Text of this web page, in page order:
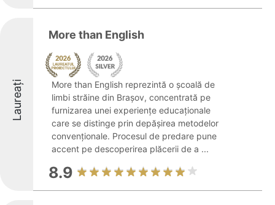
Laureați
More than English
More than English reprezintă o școală de
limbi străine din Brașov, concentrată pe
furnizarea unei experiențe educaționale
care se distinge prin depășirea metodelor
convenționale. Procesul de predare pune
accent pe descoperirea plăcerii de a ...
8.9